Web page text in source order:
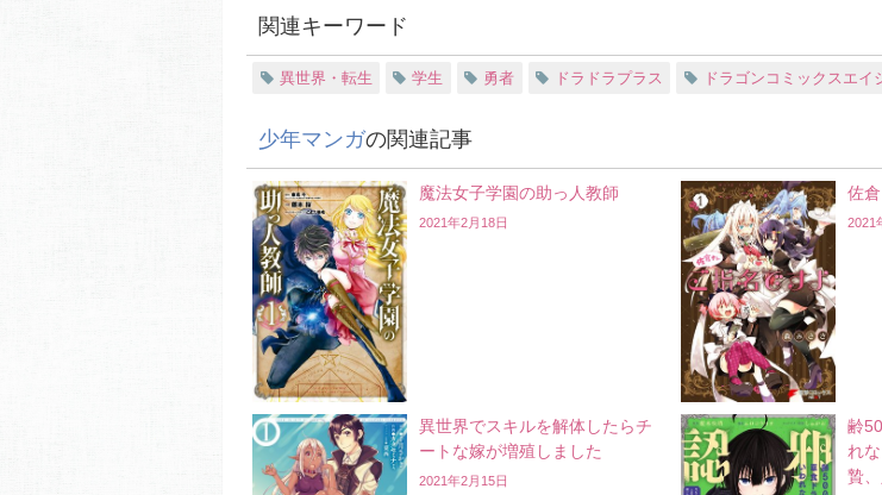
関連キーワード
異世界・転生 学生 勇者 ドラドラプラス ドラゴンコミックスエイ
少年マンガの関連記事
魔法女子学園の助っ人教師
2021年2月18日
佐
2021
異世界でスキルを解体したらチ
ートな嫁が増殖しました
2021年2月15日
齢
れ
贄